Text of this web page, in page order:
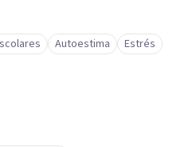
Autoestima
Estrés